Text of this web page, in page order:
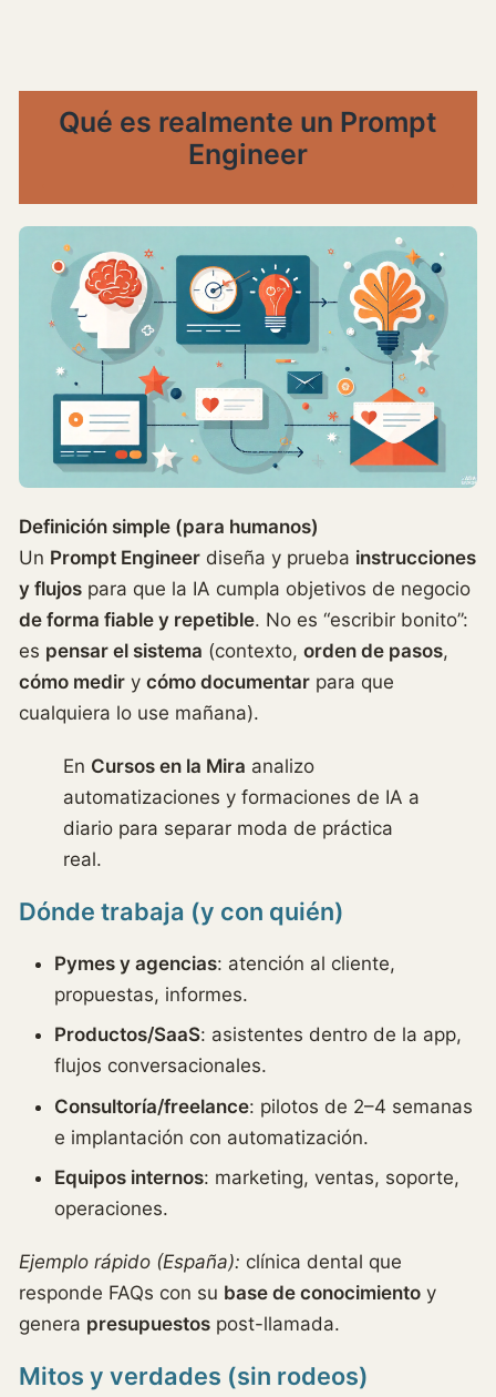
Qué es realmente un Prompt
Engineer
Definición simple (para humanos)
Un Prompt Engineer diseña y prueba instrucciones
y flujos para que la IA cumpla objetivos de negocio
de forma fiable y repetible. No es “escribir bonito”:
es pensar el sistema (contexto, orden de pasos,
cómo medir y cómo documentar para que
cualquiera lo use mañana).
En Cursos en la Mira analizo
automatizaciones y formaciones de IA a
diario para separar moda de práctica
real.
Dónde trabaja (y con quién)
Pymes y agencias: atención al cliente,
propuestas, informes.
Productos/SaaS: asistentes dentro de la app,
flujos conversacionales.
Consultoría/freelance: pilotos de 2–4 semanas
e implantación con automatización.
Equipos internos: marketing, ventas, soporte,
operaciones.
Ejemplo rápido (España): clínica dental que
responde FAQs con su base de conocimiento y
genera presupuestos post-llamada.
Mitos y verdades (sin rodeos)